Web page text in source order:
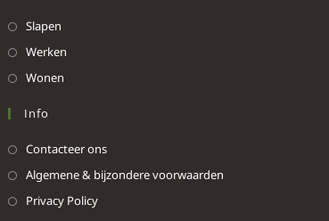
Slapen
Werken
Wonen
Info
Contacteer ons
Algemene & bijzondere voorwaarden
Privacy Policy